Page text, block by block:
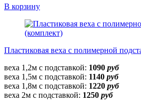
В корзину
Пластиковая веха с полимерной
веха 1,2м с подставкой: 1090 руб
веха 1,5м с подставкой: 1140 руб
веха 1,8м с подставкой: 1220 руб
веха 2м с подставкой: 1250 руб